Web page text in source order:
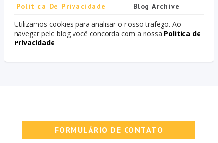
Politica De Privacidade Blog Archive
Utilizamos cookies para analisar o nosso trafego. Ao
navegar pelo blog você concorda com a nossa Politica de
Privacidade
FORMULÁRIO DE CONTATO